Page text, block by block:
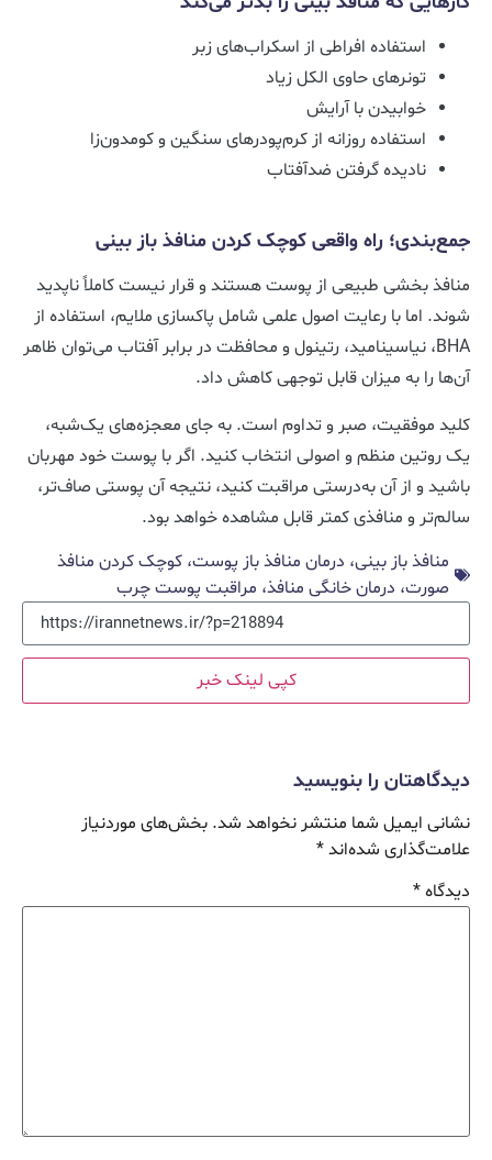
استفاده افراطی از اسکراب‌های زبر
تونرهای حاوی الکل زیاد
خوابیدن با آرایش
استفاده روزانه از کرم‌پودرهای سنگین و کومدون‌زا
نادیده گرفتن ضدآفتاب
جمع‌بندی؛ راه واقعی کوچک کردن منافذ باز بینی
منافذ بخشی طبیعی از پوست هستند و قرار نیست کاملاً ناپدید
شوند. اما با رعایت اصول علمی شامل پاکسازی ملایم، استفاده از
BHA، نیاسینامید، رتینول و محافظت در برابر آفتاب می‌توان ظاهر
آن‌ها را به میزان قابل توجهی کاهش داد.
کلید موفقیت، صبر و تداوم است. به جای معجزه‌های یک‌شبه،
یک روتین منظم و اصولی انتخاب کنید. اگر با پوست خود مهربان
باشید و از آن به‌درستی مراقبت کنید، نتیجه آن پوستی صاف‌تر،
سالم‌تر و منافذی کمتر قابل مشاهده خواهد بود.
منافذ باز بینی، درمان منافذ باز پوست، کوچک کردن منافذ
صورت، درمان خانگی منافذ، مراقبت پوست چرب
کپی لینک خبر
دیدگاهتان را بنویسید
نشانی ایمیل شما منتشر نخواهد شد. بخش‌های موردنیاز
علامت‌گذاری شده‌اند*
دیدگاه*